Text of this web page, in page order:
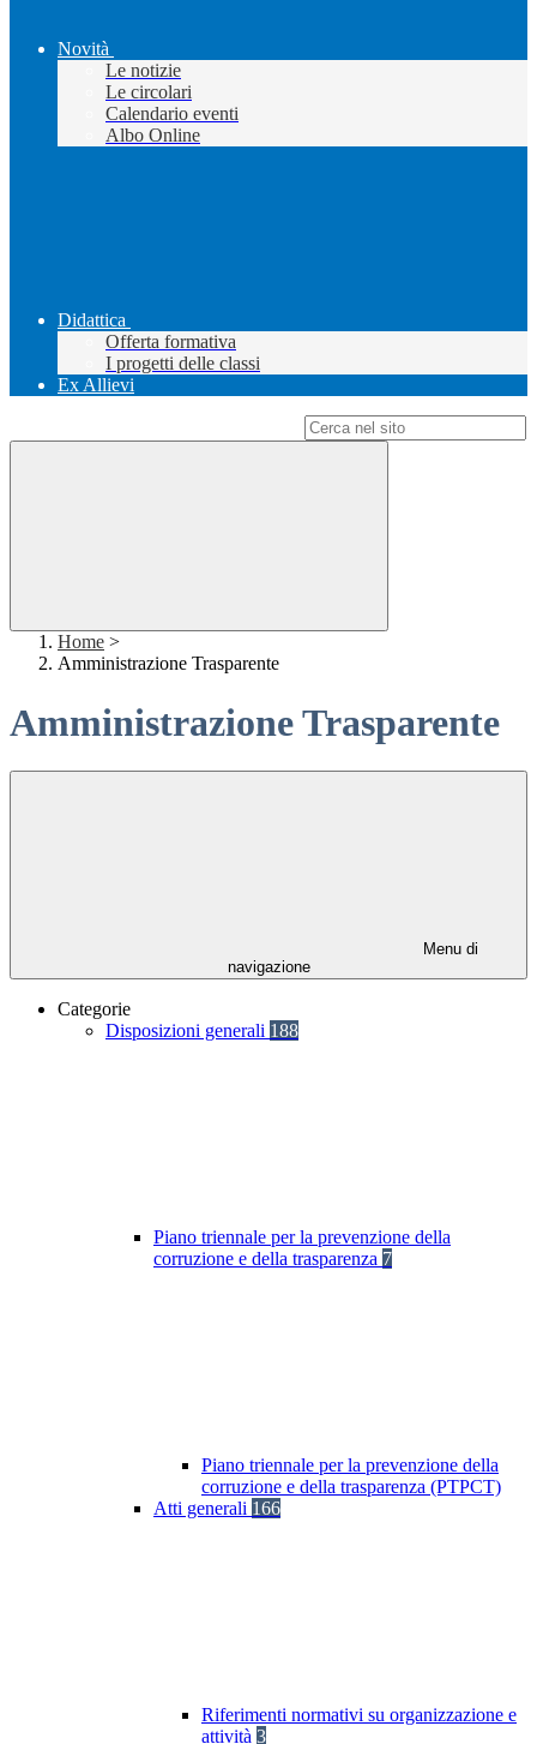
Novità
Le notizie
Le circolari
Calendario eventi
Albo Online
Didattica
Offerta formativa
I progetti delle classi
Ex Allievi
Home >
Amministrazione Trasparente
Amministrazione Trasparente
Menu di
navigazione
Categorie
Disposizioni generali 188
Piano triennale per la prevenzione della
corruzione e della trasparenza 7
Piano triennale per la prevenzione della
corruzione e della trasparenza (PTPCT)
Atti generali 166
Riferimenti normativi su organizzazione e
attività 3